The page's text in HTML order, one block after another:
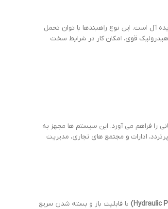
آل است. این نوع راهبندها با توان تحمل
هیدرولیک قوی، امکان کار در شرایط سخت
را فراهم می آورد. این سیستم ها مجهز به
ادارات و مجتمع های تجاری، مدیریت
با قابلیت باز و بسته شدن سریع